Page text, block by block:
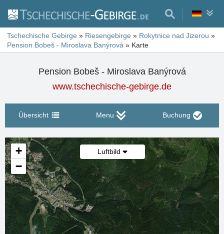
Tschechische Gebirge » Riesengebirge » Rokytnice nad Jizerou »
Pension Bobeš - Miroslava Banýrová » Karte
Pension Bobeš - Miroslava Banýrová
www.tschechische-gebirge.de
Übersicht Menu Buchung
Luftbild
+
−